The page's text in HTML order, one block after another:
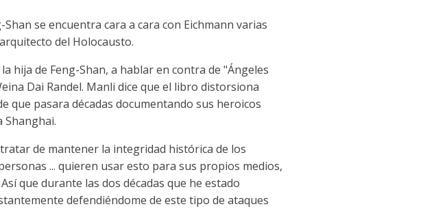
se encuentra cara a cara con Eichmann varias
del Holocausto.
hija de Feng-Shan, a hablar en contra de "Ángeles
Dai Randel. Manli dice que el libro distorsiona
que pasara décadas documentando sus heroicos
Shanghai.
de mantener la integridad histórica de los
... quieren usar esto para sus propios medios,
que durante las dos décadas que he estado
defendiéndome de este tipo de ataques